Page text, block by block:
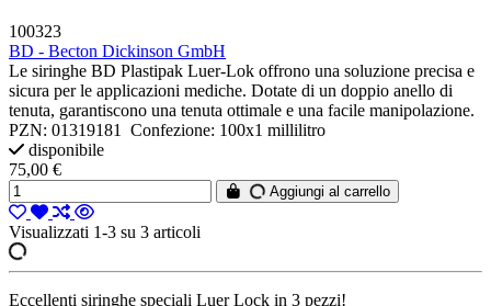
100323
BD - Becton Dickinson GmbH
Le siringhe BD Plastipak Luer-Lok offrono una soluzione precisa e
sicura per le applicazioni mediche. Dotate di un doppio anello di
tenuta, garantiscono una tenuta ottimale e una facile manipolazione.
PZN: 01319181 Confezione: 100x1 millilitro
disponibile
75,00 €
Aggiungi al carrello
Visualizzati 1-3 su 3 articoli
Eccellenti siringhe speciali Luer Lock in 3 pezzi!